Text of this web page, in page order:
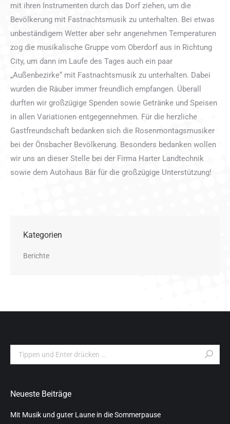
mit ihren Instrumenten durch das Dorf ziehen, um die
Bevölkerung mit Fastnachtsmusik zu unterhalten. Bei etwas
unbeständigem Wetter aber sehr angenehmen Temperaturen
zog die musikalische Gruppe vom Oberdorf aus in Richtung
City, um dann im Laufe des Tages auch ein paar
„Außenbezirke“ mit Fastnachtsmusik zu unterhalten. Dabei
wurden die Räuber immer freundlich empfangen. Überall
durften wir großzügige Spenden sowie Getränke und Speisen
in allen Variationen entgegennehmen. Für die herzliche
Gastfreundschaft bedanken sich die Rosenmontagsmusiker
bei der Önsbacher Bevölkerung. Besonders bedanken wollen
wir uns an dieser Stelle bei der Firma Harter Landtechnik
sowie dem Autohaus Bär für die großzügige Unterstützung!
Kategorien
Berichte
Search:
Neueste Beiträge
Mit Musik und guter Laune in die Sommerpause